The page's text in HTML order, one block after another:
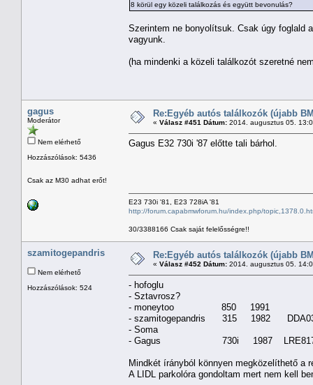
8 körül egy közeli találkozás és együtt bevonulás?
Szerintem ne bonyolítsuk. Csak úgy foglald
vagyunk.
(ha mindenki a közeli találkozót szeretné
gagus
Moderátor
Nem elérhető
Hozzászólások: 5436
Csak az M30 adhat erőt!
Re:Egyéb autós találkozók (újabb
« Válasz #451 Dátum: 2014. augusztus 05.
Gagus E32 730i '87 előtte tali bárhol.
E23 730i '81, E23 728iA '81
http://forum.capabmwforum.hu/index.php/
30/3388166 Csak saját felelősségre!!
szamitogepandris
Nem elérhető
Hozzászólások: 524
Re:Egyéb autós találkozók (újabb
« Válasz #452 Dátum: 2014. augusztus 05.
- hofoglu
- Sztavrosz?
- moneytoo 850 1991
- szamitogepandris 315 1982
- Soma
- Gagus 730i 1987
Mindkét írányból könnyen megközelíthető a
A LIDL parkolóra gondoltam mert nem kell